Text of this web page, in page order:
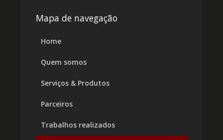
Mapa de navegação
Home
Quem somos
Serviços & Produtos
Parceiros
Trabalhos realizados